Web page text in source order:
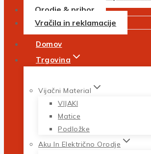
Orodje & pribor
Vračila in reklamacije
Domov
Trgovina
Vijačni Material
VIJAKI
Matice
Podložke
Aku In Električno Orodje